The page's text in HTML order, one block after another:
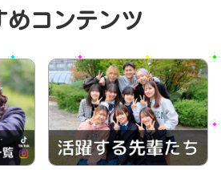
めコンテンツ